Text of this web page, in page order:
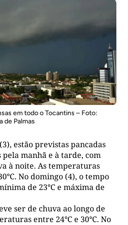
em todo o Tocantins – Foto:
de Palmas
estão previstas pancadas
manhã e à tarde, com
à noite. As temperaturas
No domingo (4), o tempo
de 23°C e máxima de
ser de chuva ao longo de
entre 24°C e 30°C. No